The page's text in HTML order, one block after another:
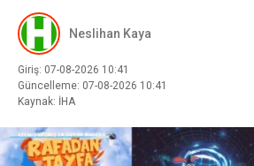
Neslihan Kaya
Giriş: 07-08-2026 10:41
Güncelleme: 07-08-2026 10:41
Kaynak: İHA